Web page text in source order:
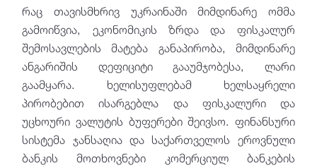
რაც თავისმხრივ უკრაინაში მიმდინარე ომმა
გამოიწვია, ეკონომიკის ზრდა და ფისკალურ
შემოსავლების მატება განაპირობა, მიმდინარე
ანგარიშის დეფიციტი გააუმჯობესა, ლარი
გაამყარა. ხელისუფლებამ ხელსაყრელი
პირობებით ისარგებლა და ფისკალური და
უცხოური ვალუტის ბუფერები შეივსო. ფინანსური
სისტემა ჯანსაღია და საქართველოს ეროვნული
ბანკის მოთხოვნები კომერციულ ბანკების